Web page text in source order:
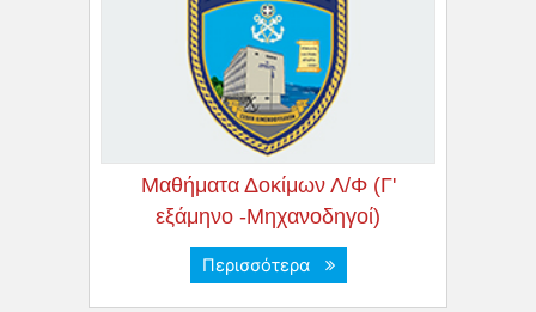
Μαθήματα Δοκίμων Λ/Φ (Γ'
εξάμηνο -Μηχανοδηγοί)
Περισσότερα